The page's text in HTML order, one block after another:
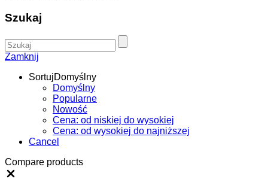
Szukaj
Zamknij
SortujDomyślny
Domyślny
Popularne
Nowość
Cena: od niskiej do wysokiej
Cena: od wysokiej do najniższej
Cancel
Compare products